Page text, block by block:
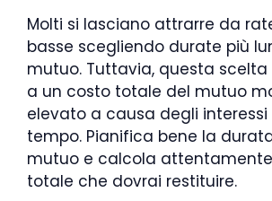
Molti si lasciano attrarre da
basse scegliendo durate più
mutuo. Tuttavia, questa
a un costo totale del mutuo
elevato a causa degli
tempo. Pianifica bene la
mutuo e calcola attentamente
totale che dovrai restituire.